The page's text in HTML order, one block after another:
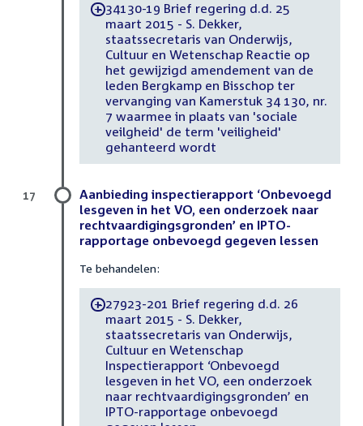
-34130-19 Brief regering d.d. 25
maart 2015 - S. Dekker,
staatssecretaris van Onderwijs,
Cultuur en Wetenschap Reactie op
het gewijzigd amendement van de
leden Bergkamp en Bisschop ter
vervanging van Kamerstuk 34 130, nr.
7 waarmee in plaats van 'sociale
veilgheid' de term 'veiligheid'
gehanteerd wordt
Aanbieding inspectierapport ‘Onbevoegd
lesgeven in het VO, een onderzoek naar
rechtvaardigingsgronden’ en IPTO-
rapportage onbevoegd gegeven lessen
Te behandelen:
-27923-201 Brief regering d.d. 26
maart 2015 - S. Dekker,
staatssecretaris van Onderwijs,
Cultuur en Wetenschap
Inspectierapport ‘Onbevoegd
lesgeven in het VO, een onderzoek
naar rechtvaardigingsgronden’ en
IPTO-rapportage onbevoegd
17